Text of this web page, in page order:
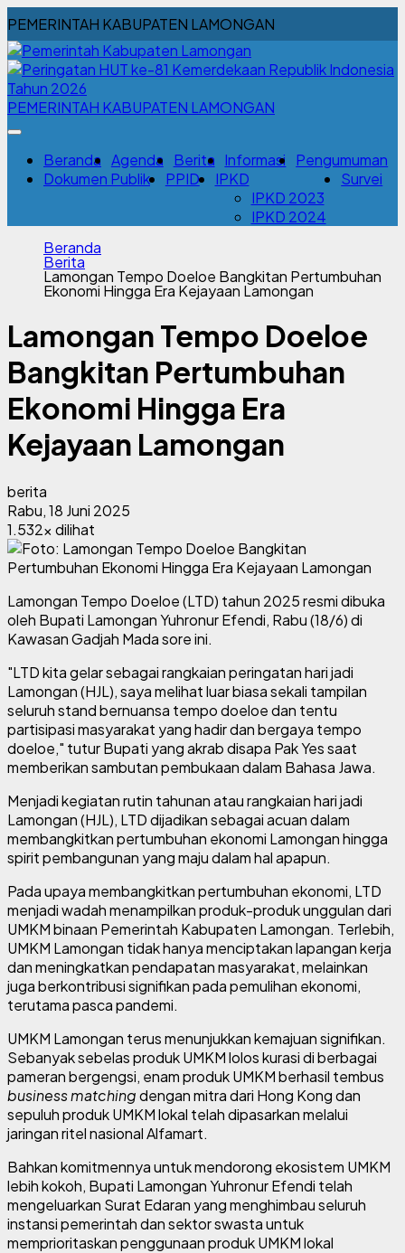
PEMERINTAH KABUPATEN LAMONGAN
PEMERINTAH KABUPATEN LAMONGAN
Beranda Agenda Berita Informasi
Pengumuman
Dokumen Publik
PPID
IPKD
IPKD 2023
IPKD 2024
Survei
Beranda
Berita
Lamongan Tempo Doeloe Bangkitan Pertumbuhan
Ekonomi Hingga Era Kejayaan Lamongan
Lamongan Tempo Doeloe
Bangkitan Pertumbuhan
Ekonomi Hingga Era
Kejayaan Lamongan
berita
Rabu, 18 Juni 2025
1.532x dilihat
Lamongan Tempo Doeloe (LTD) tahun 2025 resmi dibuka
oleh Bupati Lamongan Yuhronur Efendi, Rabu (18/6) di
Kawasan Gadjah Mada sore ini.
"LTD kita gelar sebagai rangkaian peringatan hari jadi
Lamongan (HJL), saya melihat luar biasa sekali tampilan
seluruh stand bernuansa tempo doeloe dan tentu
partisipasi masyarakat yang hadir dan bergaya tempo
doeloe," tutur Bupati yang akrab disapa Pak Yes saat
memberikan sambutan pembukaan dalam Bahasa Jawa.
Menjadi kegiatan rutin tahunan atau rangkaian hari jadi
Lamongan (HJL), LTD dijadikan sebagai acuan dalam
membangkitkan pertumbuhan ekonomi Lamongan hingga
spirit pembangunan yang maju dalam hal apapun.
Pada upaya membangkitkan pertumbuhan ekonomi, LTD
menjadi wadah menampilkan produk-produk unggulan dari
UMKM binaan Pemerintah Kabupaten Lamongan. Terlebih,
UMKM Lamongan tidak hanya menciptakan lapangan kerja
dan meningkatkan pendapatan masyarakat, melainkan
juga berkontribusi signifikan pada pemulihan ekonomi,
terutama pasca pandemi.
UMKM Lamongan terus menunjukkan kemajuan signifikan.
Sebanyak sebelas produk UMKM lolos kurasi di berbagai
pameran bergengsi, enam produk UMKM berhasil tembus
business matchingdengan mitra dari Hong Kong dan
sepuluh produk UMKM lokal telah dipasarkan melalui
jaringan ritel nasional Alfamart.
Bahkan komitmennya untuk mendorong ekosistem UMKM
lebih kokoh, Bupati Lamongan Yuhronur Efendi telah
mengeluarkan Surat Edaran yang menghimbau seluruh
instansi pemerintah dan sektor swasta untuk
memprioritaskan penggunaan produk UMKM lokal